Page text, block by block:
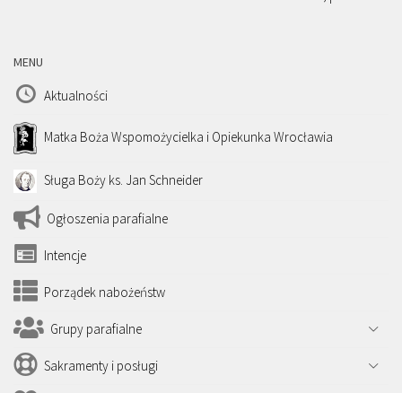
MENU
Aktualności
Matka Boża Wspomożycielka i Opiekunka Wrocławia
Sługa Boży ks. Jan Schneider
Ogłoszenia parafialne
Intencje
Porządek nabożeństw
Grupy parafialne
Sakramenty i posługi